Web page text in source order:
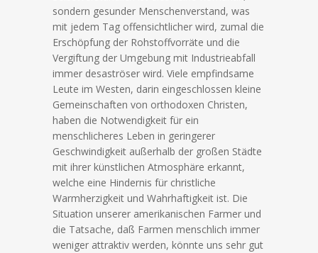
sondern gesunder Menschenverstand, was
mit jedem Tag offensichtlicher wird, zumal die
Erschöpfung der Rohstoffvorräte und die
Vergiftung der Umgebung mit Industrieabfall
immer desaströser wird. Viele empfindsame
Leute im Westen, darin eingeschlossen kleine
Gemeinschaften von orthodoxen Christen,
haben die Notwendigkeit für ein
menschlicheres Leben in geringerer
Geschwindigkeit außerhalb der großen Städte
mit ihrer künstlichen Atmosphäre erkannt,
welche eine Hindernis für christliche
Warmherzigkeit und Wahrhaftigkeit ist. Die
Situation unserer amerikanischen Farmer und
die Tatsache, daß Farmen menschlich immer
weniger attraktiv werden, könnte uns sehr gut